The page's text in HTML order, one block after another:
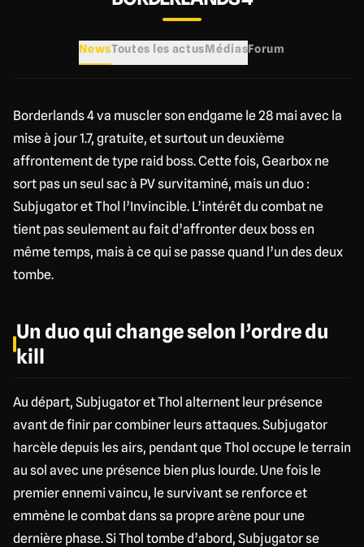
NewsToutes les actusMédiasForum
Borderlands 4 va muscler son endgame le 28 mai avec la
mise à jour 1.7, gratuite, et surtout un deuxième
affrontement de type raid boss. Cette fois, Gearbox ne
sort pas un seul sac à PV survitaminé, mais un duo :
Subjugator et Thol l’Invincible. L’intérêt du combat ne
tient pas seulement au fait d’affronter deux boss en
même temps, mais à ce qui se passe quand l’un des deux
tombe.
Un duo qui change selon l’ordre du
kill
Au départ, Subjugator et Thol alternent leur présence
avant de finir par combiner leurs attaques. Subjugator
harcèle depuis les airs, pendant que Thol occupe le terrain
au sol avec une présence bien plus lourde. Une fois le
premier ennemi vaincu, le survivant se renforce et
emmène le combat dans sa propre arène pour une
dernière phase. Si Thol tombe d’abord, Subjugator se